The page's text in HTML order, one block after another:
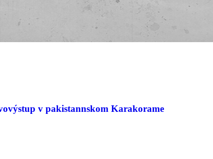
v pakistannskom Karakorame